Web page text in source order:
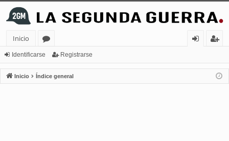
Inicio
or
os
nt
ifi
ist
ra
Identificarse Registrarse
Inicio Índice general